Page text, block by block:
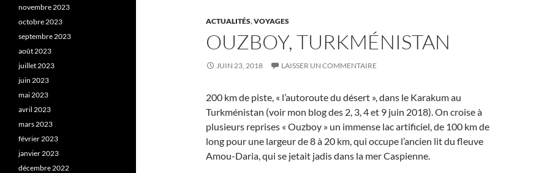
ACTUALITÉS,VOYAGES
OUZBOY, TURKMÉNISTAN
JUIN 23, 2018 LAISSER UN COMMENTAIRE
200 km de piste, « l’autoroute du désert », dans le Karakum au
Turkménistan (voir mon blog des 2, 3, 4 et 9 juin 2018). On croise à
plusieurs reprises « Ouzboy » un immense lac artificiel, de 100 km de
long pour une largeur de 8 à 20 km, qui occupe l’ancien lit du fleuve
Amou-Daria, qui se jetait jadis dans la mer Caspienne.
novembre 2023
octobre 2023
septembre 2023
août 2023
juillet 2023
juin 2023
mai 2023
avril 2023
mars 2023
février 2023
janvier 2023
décembre 2022